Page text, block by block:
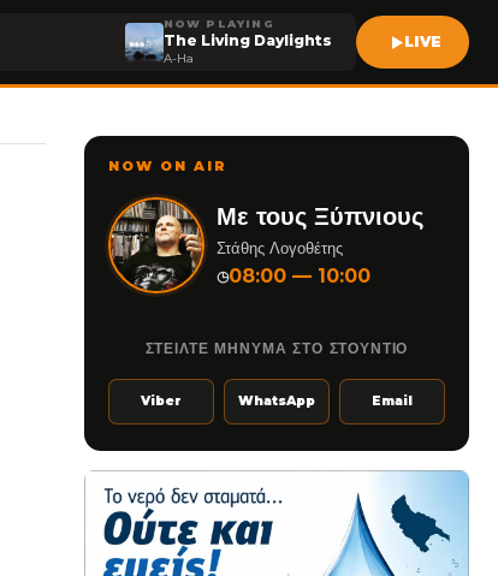
NOW PLAYING
The Living Daylights
A-Ha
LIVE
NOW ON AIR
Με τους Ξύπνιους
Στάθης Λογοθέτης
◷08:00 — 10:00
ΣΤΕΙΛΤΕ ΜΗΝΥΜΑ ΣΤΟ ΣΤΟΥΝΤΙΟ
Viber WhatsApp Email